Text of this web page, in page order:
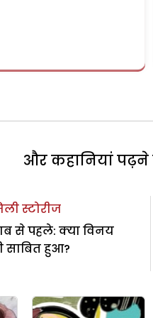
और कहानियां
स्टोरीज
से पहले: क्या विनय
साबित हुआ?